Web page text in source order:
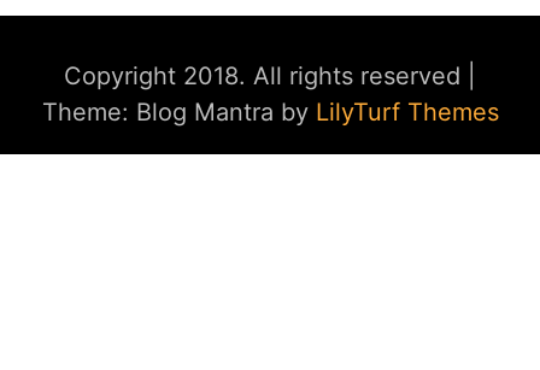
Copyright 2018. All rights reserved
Theme: Blog Mantra by LilyTurf Themes